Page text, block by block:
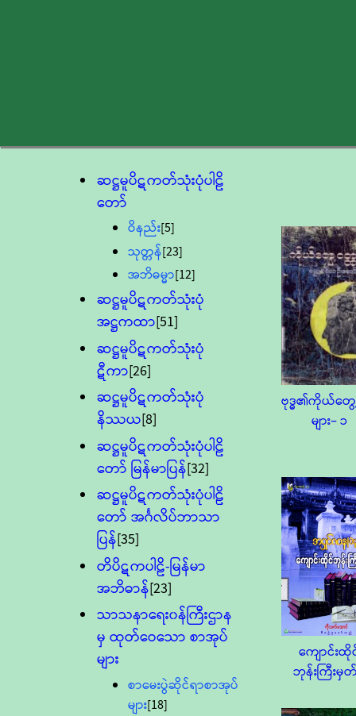
ဆဋ္ဌမူပိဋကတ်သုံးပုံပါဠိ
တော်
ဝိနည်း[5]
သုတ္တန်[23]
အဘိဓမ္မာ[12]
ဆဋ္ဌမူပိဋကတ်သုံးပုံ
အဋ္ဌကထာ[51]
ဆဋ္ဌမူပိဋကတ်သုံးပုံ
ဋီကာ[26]
ဆဋ္ဌမူပိဋကတ်သုံးပုံ
နိဿယ[8]
ဆဋ္ဌမူပိဋကတ်သုံးပုံပါဠိ
တော် မြန်မာပြန်[32]
ဆဋ္ဌမူပိဋကတ်သုံးပုံပါဠိ
တော် အင်္ဂလိပ်ဘာသာ
ပြန်[35]
တိပိဋကပါဠိ-မြန်မာ
အဘိဓာန်[23]
သာသနာရေး၀န်ကြီးဌာန
မှ ထုတ်ဝေသော စာအုပ်
များ
စာမေးပွဲဆိုင်ရာစာအုပ်
များ[18]
ဗုဒ္ဓ၏ကိုယ်တွ
များ− ၁
ကျောင်းထို
ဘုန်းကြီးမှ